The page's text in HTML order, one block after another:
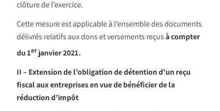
clôture de l’exercice.
Cette mesure est applicable à l’ensemble des documents
délivrés relatifs aux dons et versements reçusà compter
du 1erjanvier 2021.
II – Extension de l’obligation de détention d’un reçu
fiscal aux entreprises en vue de bénéficier de la
réduction d’impôt